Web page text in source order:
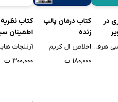
در
محسن عباسی هرفته
کتاب درمان پالپ
زنده
اخلاص ال کریم
۱۸۰,۰۰۰ ت
کتاب
اطمینان
آرنلجات
۳۰۰,۰۰۰ ت